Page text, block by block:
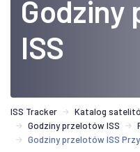
Godziny
ISS
ISS Tracker Katalog
Godziny przelotów ISS
Godziny przelotów ISS